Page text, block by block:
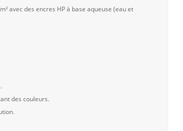
avec des encres HP à base aqueuse (eau et
des couleurs.